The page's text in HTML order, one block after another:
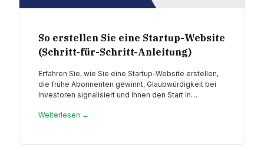
So erstellen Sie eine Startup-Website
(Schritt-für-Schritt-Anleitung)
Erfahren Sie, wie Sie eine Startup-Website erstellen,
die frühe Abonnenten gewinnt, Glaubwürdigkeit bei
Investoren signalisiert und Ihnen den Start in…
Weiterlesen →